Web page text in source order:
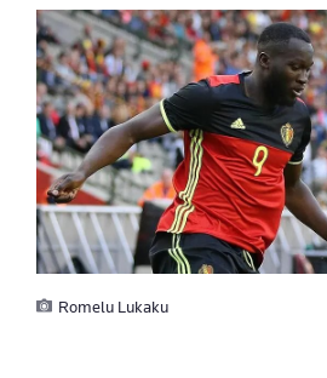
Romelu Lukaku